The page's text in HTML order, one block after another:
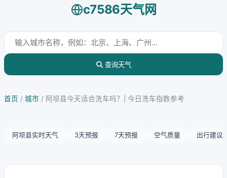
c7586天气网
查询天气
首页 / 城市 / 阿坝县今天适合洗车吗？| 今日洗车指数参考
阿坝县实时天气 3天预报 7天预报 空气质量 出行建议